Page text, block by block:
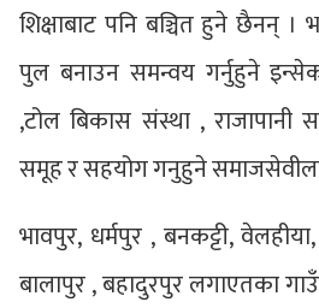
शिक्षाबाट पनि बञ्चित हुने छैनन्
पुल बनाउन समन्वय गर्नुहुने
,टोल बिकास संस्था , राजापानी
समूह र सहयोग गनुहुने
भावपुर, धर्मपुर , बनकट्टी,
बालापुर , बहादुरपुर लगाएतका